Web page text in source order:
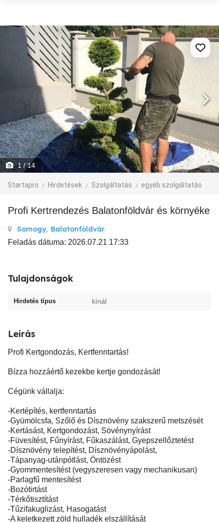
1/ 14
Startapro Hirdetések Szolgáltatás egyéb szolgáltatás
Profi Kertrendezés Balatonföldvár és környéke
Somogy, Balatonföldvár
Feladás dátuma: 2026.07.21 17:33
Tulajdonságok
Hirdetés típus kínál
Leírás
Profi Kertgondozás, Kertfenntartás!
Bízza hozzáértő kezekbe kertje gondozását!
Cégünk vállalja:
-Kertépítés, kertfenntartás
-Gyümölcsfa, Szőlő és Dísznövény szakszerű metszését
-Kertásást, Kertgondozást, Sövénynyírást
-Füvesítést, Fűnyírást, Fűkaszálást, Gyepszellőztetést
-Dísznövény telepítést, Dísznövényápolást,
-Tápanyag-utánpótlást, Öntözést
-Gyommentesítést (vegyszeresen vagy mechanikusan)
-Parlagfű mentesítést
-Bozótirtást
-Térkőtisztítást
-Tűzifakuglizást, Hasogatást
-A keletkezett zöld hulladék elszállítását